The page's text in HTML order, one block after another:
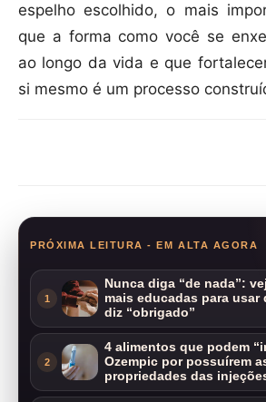
espelho escolhido, o mais
que a forma como você se
ao longo da vida e que
si mesmo é um processo
PRÓXIMA LEITURA - EM ALTA AGORA
1
Nunca diga “de nada”:
mais educadas para usar
diz “obrigado”
2
4 alimentos que podem
Ozempic por possuírem
propriedades das